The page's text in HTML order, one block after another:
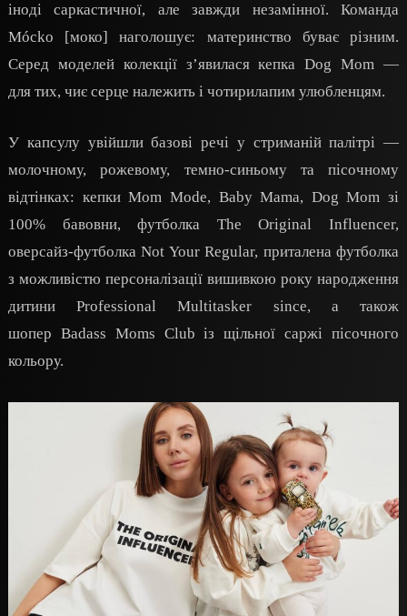
іноді саркастичної, але завжди незамінної. Команда
Mócko [моко] наголошує: материнство буває різним.
Серед моделей колекції з’явилася кепка Dog Mom —
для тих, чиє серце належить і чотирилапим улюбленцям.
У капсулу увійшли базові речі у стриманій палітрі —
молочному, рожевому, темно-синьому та пісочному
відтінках: кепки Mom Mode, Baby Mama, Dog Mom зі
100% бавовни, футболка The Original Influencer,
оверсайз-футболка Not Your Regular, приталена футболка
з можливістю персоналізації вишивкою року народження
дитини Professional Multitasker since, а також
шопер Badass Moms Club із щільної саржі пісочного
кольору.